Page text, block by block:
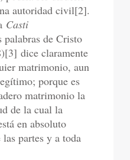
autoridad civil[2].
Casti
palabras de Cristo
dice claramente
matrimonio, aun
porque es
matrimonio la
de la cual la
en absoluto
partes y a toda